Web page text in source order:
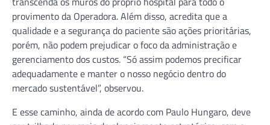
provimento da Operadora. Além disso, acredita que a
qualidade e a segurança do paciente são ações prioritárias,
porém, não podem prejudicar o foco da administração e
gerenciamento dos custos. “Só assim podemos precificar
adequadamente e manter o nosso negócio dentro do
mercado sustentável”, observou.
E esse caminho, ainda de acordo com Paulo Hungaro, deve